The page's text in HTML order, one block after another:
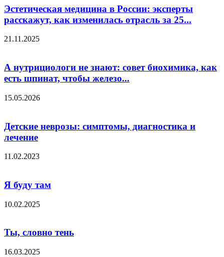
Эстетическая медицина в России: эксперты
расскажут, как изменилась отрасль за 25...
21.11.2025
А нутрициологи не знают: совет биохимика, как
есть шпинат, чтобы железо...
15.05.2026
Детские неврозы: симптомы, диагностика и
лечение
11.02.2023
Я буду там
10.02.2025
Ты, словно тень
16.03.2025